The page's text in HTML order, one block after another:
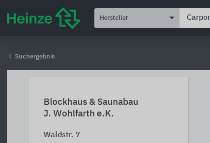
Hersteller
Suchergebnis
Blockhaus & Saunabau
J. Wohlfarth e.K.
Waldstr. 7